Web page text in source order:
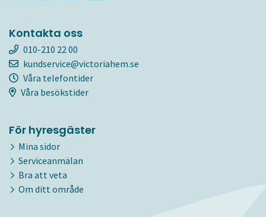
Kontakta oss
010-210 22 00
kundservice@victoriahem.se
Våra telefontider
Våra besökstider
För hyresgäster
Mina sidor
Serviceanmälan
Bra att veta
Om ditt område